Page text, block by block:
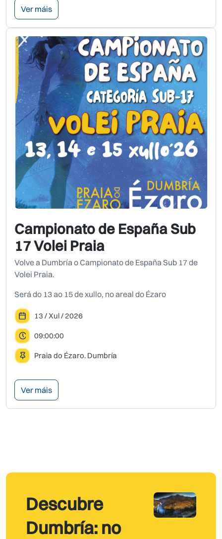
Ver máis
Campionato de España Sub
17 Volei Praia
Volve a Dumbría o Campionato de España Sub 17 de
Volei Praia.
Será do 13 ao 15 de xullo, no areal do Ézaro
13 / Xul / 2026
09:00:00
Praia do Ézaro. Dumbría
Ver máis
Descubre
Dumbría: no